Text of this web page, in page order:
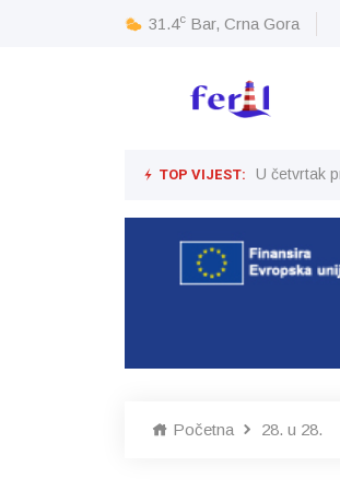
31.4c Bar, Crna Gora
TOP VIJEST: U četvrtak
Početna 28. u 28.